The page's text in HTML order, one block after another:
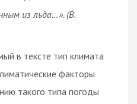
из льда…». (В.
в тексте тип климата
факторы
такого типа погоды